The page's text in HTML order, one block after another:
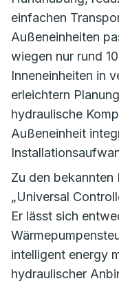
einfachen
Außeneinheiten
wiegen nur rund
Inneneinheiten in
erleichtern
hydraulische
Außeneinheit
Zu den bekannten
„Universal
Er lässt sich
intelligent energy
hydraulischer